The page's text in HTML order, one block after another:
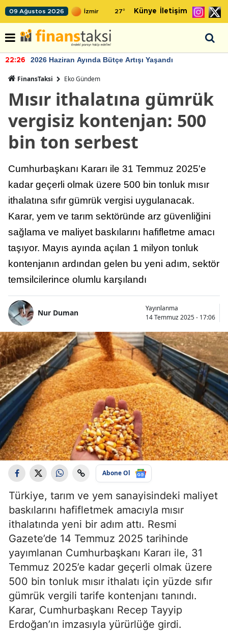
09 Ağustos 2026 27° Künye İletişim
22:26 2026 Haziran Ayında Bütçe Artışı Yaşandı
FinansTaksi Eko Gündem
Mısır ithalatına gümrük
vergisiz kontenjan: 500
bin ton serbest
Cumhurbaşkanı Kararı ile 31 Temmuz 2025'e
kadar geçerli olmak üzere 500 bin tonluk mısır
ithalatına sıfır gümrük vergisi uygulanacak.
Karar, yem ve tarım sektöründe arz güvenliğini
sağlama ve maliyet baskılarını hafifletme amacı
taşıyor. Mayıs ayında açılan 1 milyon tonluk
kontenjanın ardından gelen bu yeni adım, sektör
temsilcilerince olumlu karşılandı
Nur Duman
Yayınlanma
14 Temmuz 2025 - 17:06
Abone Ol
Türkiye, tarım ve yem sanayisindeki maliyet
baskılarını hafifletmek amacıyla mısır
ithalatında yeni bir adım attı. Resmi
Gazete’de 14 Temmuz 2025 tarihinde
yayımlanan Cumhurbaşkanı Kararı ile, 31
Temmuz 2025’e kadar geçerli olmak üzere
500 bin tonluk mısır ithalatı için yüzde sıfır
gümrük vergili tarife kontenjanı tanındı.
Karar, Cumhurbaşkanı Recep Tayyip
Erdoğan’ın imzasıyla yürürlüğe girdi.